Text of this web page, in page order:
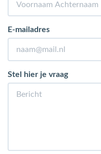
E-mailadres
Stel hier je vraag